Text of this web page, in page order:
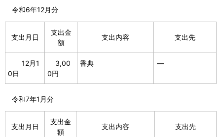
令和6年12月分
支出月日
支出金
額
支出内容 支出先
12月1
0日
3,00
0円
香典 ―
令和7年1月分
支出月日
支出金
額
支出内容 支出先